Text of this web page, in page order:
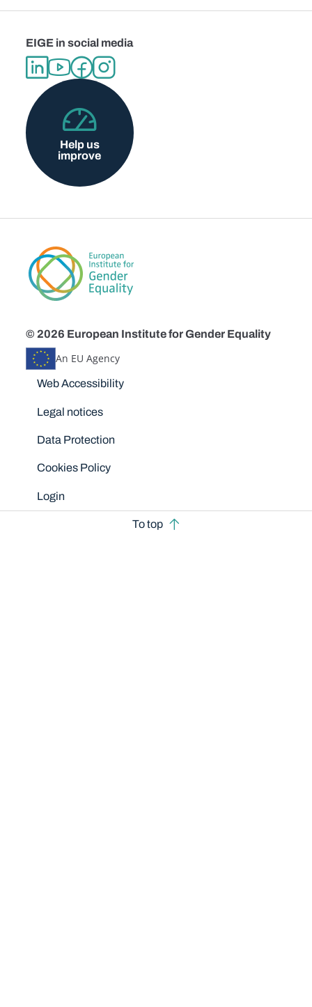
EIGE in social media
Help us
improve
© 2026 European Institute for Gender Equality
An EU Agency
Disclaimers
Web Accessibility
Legal notices
Data Protection
Cookies Policy
Login
To top